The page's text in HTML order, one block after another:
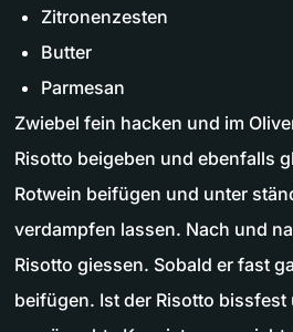
Zitronenzesten
Butter
Parmesan
Zwiebel fein hacken und im
Risotto beigeben und ebenfalls
Rotwein beifügen und unter
verdampfen lassen. Nach und
Risotto giessen. Sobald er fast
beifügen. Ist der Risotto bissfest